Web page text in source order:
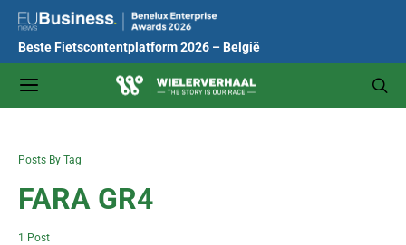
Beste Fietscontentplatform 2026 – België
Posts By Tag
FARA GR4
1 Post